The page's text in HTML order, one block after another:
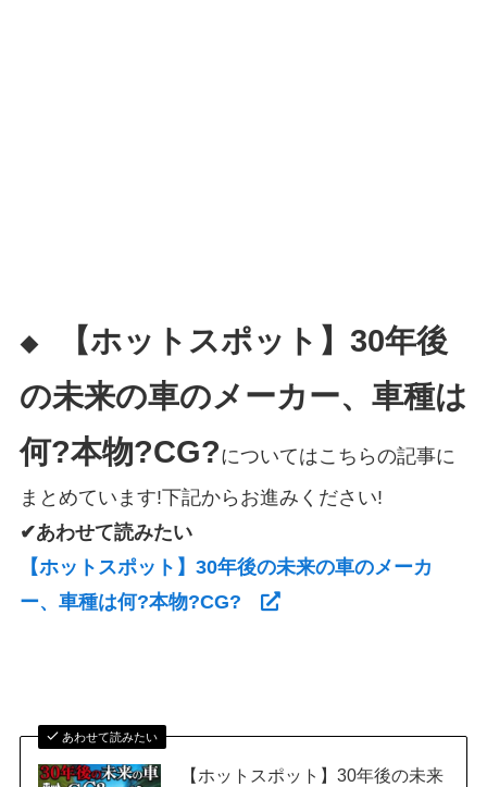
◆
【ホットスポット】30年後
の未来の車のメーカー、車種は
何?本物?CG?についてはこちらの記事に
まとめています!下記からお進みください!
✔あわせて読みたい
【ホットスポット】30年後の未来の車のメーカ
ー、車種は何?本物?CG?
あわせて読みたい
【ホットスポット】30年後の未来